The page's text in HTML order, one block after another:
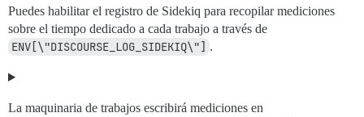
Puedes habilitar el registro de Sidekiq para recopilar mediciones
sobre el tiempo dedicado a cada trabajo a través de
ENV[\"DISCOURSE_LOG_SIDEKIQ\"] .
La maquinaria de trabajos escribirá mediciones en